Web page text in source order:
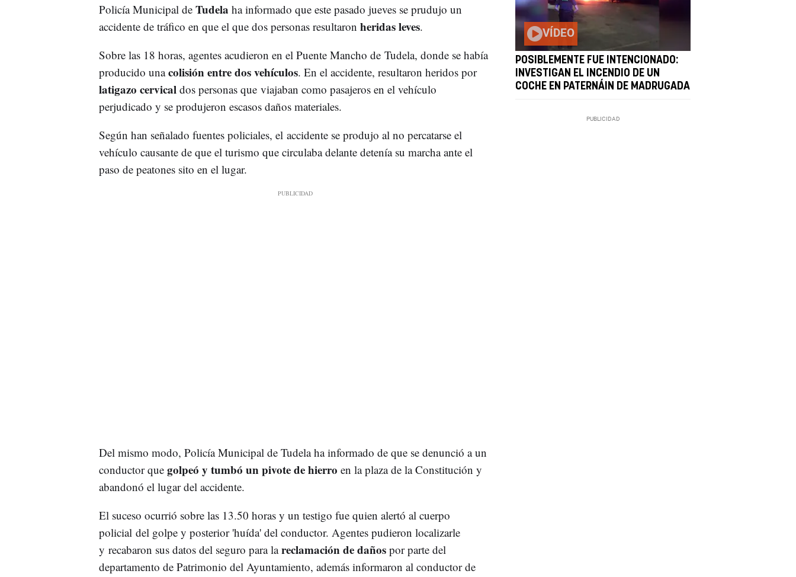
Policía Municipal de Tudela ha informado que este pasado jueves se prudujo un
accidente de tráfico en que el que dos personas resultaron heridas leves.
Sobre las 18 horas, agentes acudieron en el Puente Mancho de Tudela, donde se había
producido unacolisión entre dos vehículos. En el accidente, resultaron heridos por
latigazo cervical dos personas que viajaban como pasajeros en el vehículo
perjudicado y se produjeron escasos daños materiales.
Según han señalado fuentes policiales, el accidente se produjo al no percatarse el
vehículo causante de que el turismo que circulaba delante detenía su marcha ante el
paso de peatones sito en el lugar.
Del mismo modo, Policía Municipal de Tudela ha informado de que se denunció a un
conductor quegolpeó y tumbó un pivote de hierro en la plaza de la Constitución y
abandonó el lugar del accidente.
El suceso ocurrió sobre las 13.50 horas y un testigo fue quien alertó al cuerpo
policial del golpe y posterior 'huída' del conductor. Agentes pudieron localizarle
y recabaron sus datos del seguro para lareclamación de daños por parte del
departamento de Patrimonio del Ayuntamiento, además informaron al conductor de
VÍDEO
POSIBLEMENTE FUE INTENCIONADO:
INVESTIGAN EL INCENDIO DE UN
COCHE EN PATERNÁIN DE MADRUGADA